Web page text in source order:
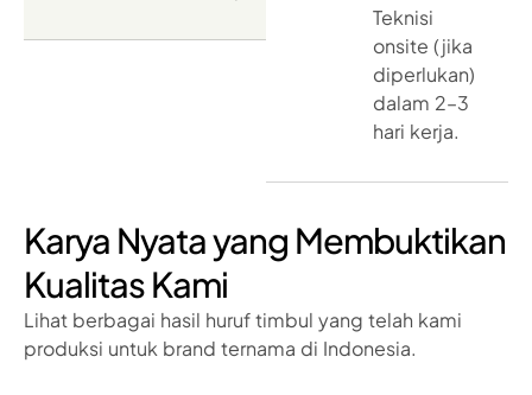
Teknisi
onsite (jika
diperlukan)
dalam 2–3
hari kerja.
Karya Nyata yang Membuktikan
Kualitas Kami
Lihat berbagai hasil huruf timbul yang telah kami
produksi untuk brand ternama di Indonesia.